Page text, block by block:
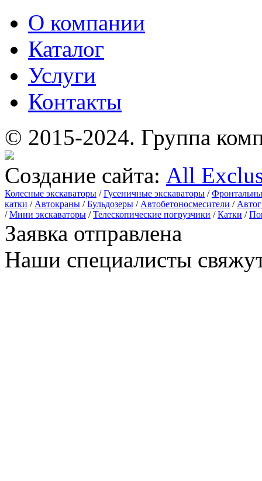
О компании
Каталог
Услуги
Контакты
© 2015-2024. Группа
Создание сайта: All
Колесные экскаваторы /Гусеничные экскаваторы /
катки / Автокраны /Бульдозеры / Автобетоносмесители /
/Мини экскаваторы /Телескопические погрузчики /Катки /
Заявка отправлена
Наши специалисты